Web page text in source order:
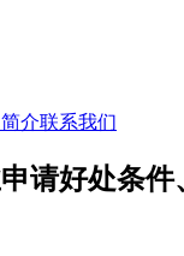
介联系我们
请好处条